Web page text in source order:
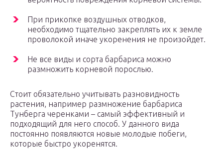
При прикопке воздушных отводков,
необходимо тщательно закреплять их к земле
проволокой иначе укоренения не произойдет.
Не все виды и сорта барбариса можно
размножить корневой порослью.
Стоит обязательно учитывать разновидность
растения, например размножение барбариса
Тунберга черенками – самый эффективный и
подходящий для него способ. У данного вида
постоянно появляются новые молодые побеги,
которые быстро укоренятся.